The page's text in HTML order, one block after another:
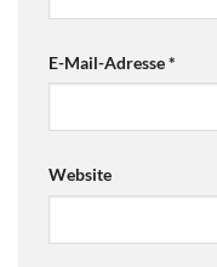
E-Mail-Adresse*
Website